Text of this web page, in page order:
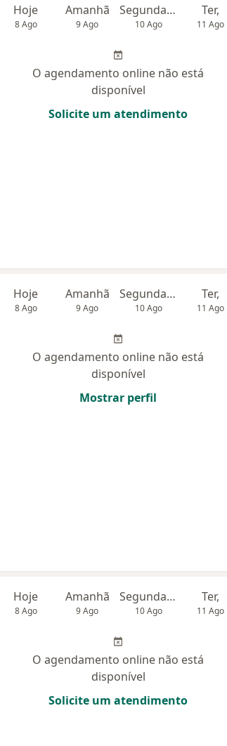
Hoje
8 Ago
Amanhã
9 Ago
Segunda-feira
10 Ago
Ter,
11 Ago
O agendamento online não está
disponível
Solicite um atendimento
Hoje
8 Ago
Amanhã
9 Ago
Segunda-feira
10 Ago
Ter,
11 Ago
O agendamento online não está
disponível
Mostrar perfil
Hoje
8 Ago
Amanhã
9 Ago
Segunda-feira
10 Ago
Ter,
11 Ago
O agendamento online não está
disponível
Solicite um atendimento